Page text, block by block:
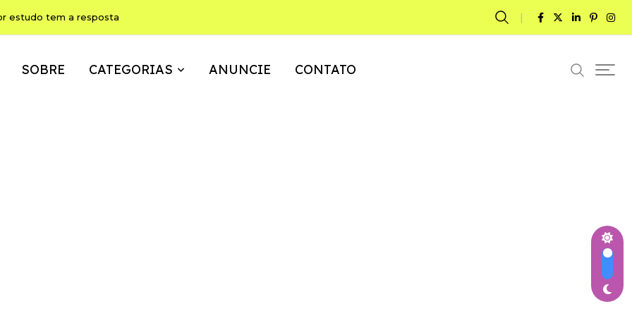
estudo tem a resposta
SOBRE CATEGORIAS ANUNCIE CONTATO